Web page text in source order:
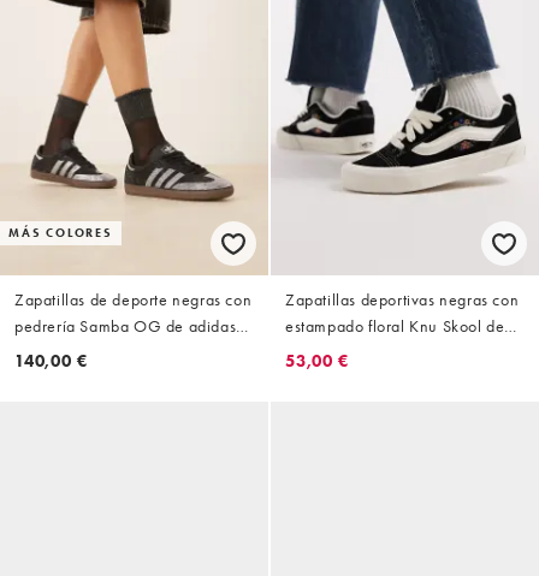
MÁS COLORES
Zapatillas de deporte negras con
pedrería Samba OG de adidas
Originals
140,00 €
Zapatillas deportivas negras con
estampado floral Knu Skool de
Vans
53,00 €